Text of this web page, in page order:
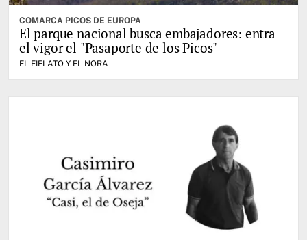
COMARCA PICOS DE EUROPA
El parque nacional busca embajadores: entra
el vigor el "Pasaporte de los Picos"
EL FIELATO Y EL NORA